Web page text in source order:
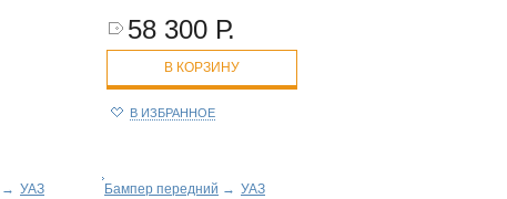
58 300 Р.
В КОРЗИНУ
В ИЗБРАННОЕ
→ УАЗ
Бампер передний → УАЗ